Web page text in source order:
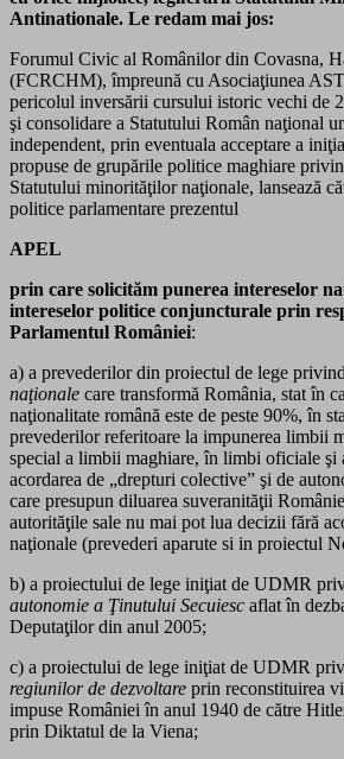
Antinationale. Le redam mai jos:
Forumul Civic al Românilor din Covasna,
(FCRCHM), împreună cu Asociaţiunea
pericolul inversării cursului istoric vechi de
şi consolidare a Statutului Român naţional
independent, prin eventuala acceptare a
propuse de grupările politice maghiare
Statutului minorităţilor naţionale, lansează
politice parlamentare prezentul
APEL
prin care solicităm punerea intereselor
intereselor politice conjuncturale prin
Parlamentul României:
a) a prevederilor din proiectul de lege privind
naţionale care transformă România, stat în
naţionalitate română este de peste 90%, în
prevederilor referitoare la impunerea limbii
special a limbii maghiare, în limbi oficiale şi
acordarea de „drepturi colective” şi de
care presupun diluarea suveranităţii
autorităţile sale nu mai pot lua decizii fără
naţionale (prevederi aparute si in proiectul
b) a proiectului de lege iniţiat de UDMR
autonomie a Ţinutului Secuiesc aflat în
Deputaţilor din anul 2005;
c) a proiectului de lege iniţiat de UDMR
regiunilor de dezvoltare prin reconstituirea
impuse României în anul 1940 de către
prin Diktatul de la Viena;